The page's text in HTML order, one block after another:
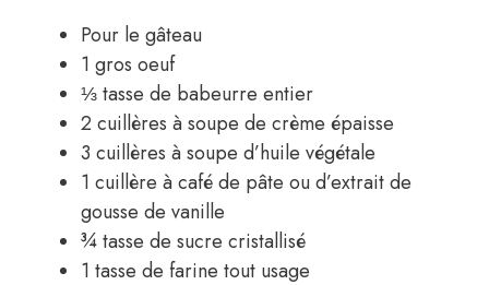
Pour le gâteau
1 gros oeuf
⅓ tasse de babeurre entier
2 cuillères à soupe de crème épaisse
3 cuillères à soupe d’huile végétale
1 cuillère à café de pâte ou d’extrait de
gousse de vanille
¾ tasse de sucre cristallisé
1 tasse de farine tout usage